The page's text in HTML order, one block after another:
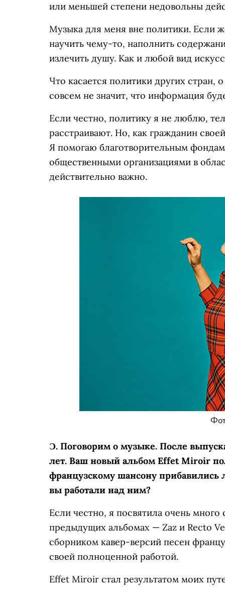
или меньшей степени недовольны
Музыка для меня вне политики. Если
научить чему-то, наполнить
излечить душу. Как и любой вид
Что касается политики других
совсем не значит, что информация
Если честно, политику я не люблю,
расстраивают. Но, как гражданин
Я помогаю благотворительным
общественными организациями в
действительно важно.
Ɔ. Поговорим о музыке. После
лет. Ваш новый альбом Effet Miroir
французскому шансону
вы работали над ним?
Если честно, я посвятила очень
предыдущих альбомах — Zaz и Recto
сборником кавер-версий песен
своей полноценной работой.
Effet Miroir стал результатом моих